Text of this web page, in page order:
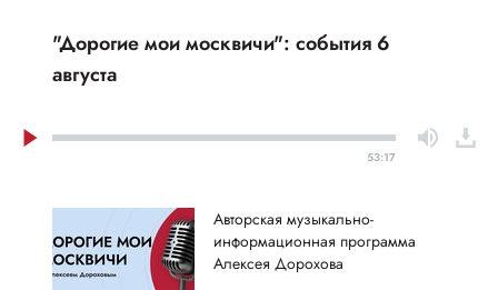
"Дорогие мои москвичи": события 6
августа
53:17
Авторская музыкально-
информационная программа
Алексея Дорохова